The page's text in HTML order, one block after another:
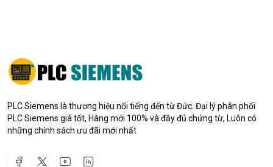
PLC Siemens là thương hiệu nổi tiếng đến từ Đức. Đại lý phân phối
PLC Siemens giá tốt, Hàng mới 100% và đầy đủ chứng từ, Luôn có
những chính sách ưu đãi mới nhất